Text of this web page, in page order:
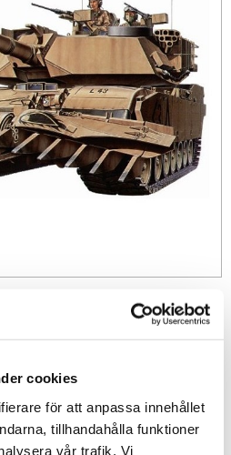
cookies
för att anpassa innehållet
tillhandahålla funktioner
vår trafik. Vi
Lägg till i favoriter